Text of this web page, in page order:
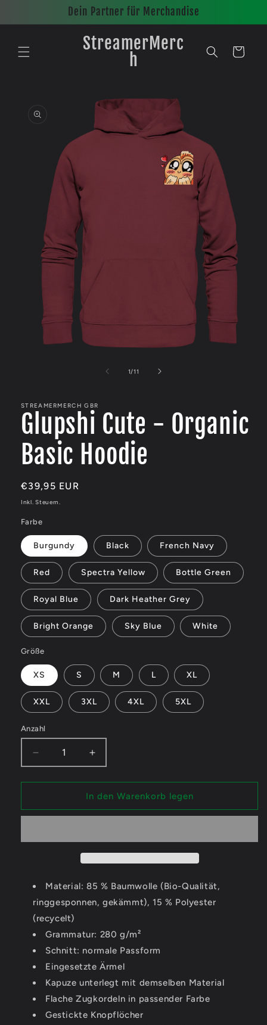
Inhalt
Dein Partner für Merchandise
StreamerMerc
h
Warenkorb
1/von
11
STREAMERMERCH GBR
Glupshi Cute - Organic
Basic Hoodie
Normaler
Preis
€39,95 EUR
Inkl. Steuern.
Farbe
Burgundy Black French Navy
Red Spectra Yellow Bottle Green
Royal Blue Dark Heather Grey
Bright Orange Sky Blue White
Größe
XS S M L XL
XXL 3XL 4XL 5XL
Anzahl
Verringere
die
Menge
Glupshi
Organic
Erhöhe
die
Menge
für
Glupshi
Organic
In den Warenkorb legen
Material: 85 % Baumwolle (Bio-Qualität,
ringgesponnen, gekämmt), 15 % Polyester
(recycelt)
Grammatur: 280 g/m²
Schnitt: normale Passform
Eingesetzte Ärmel
Kapuze unterlegt mit demselben Material
Flache Zugkordeln in passender Farbe
Gestickte Knopflöcher